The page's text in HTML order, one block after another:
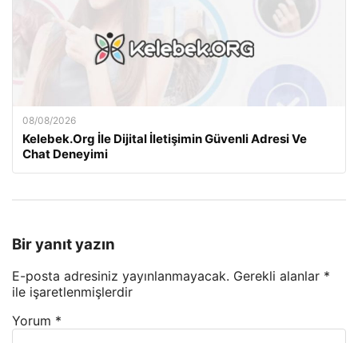
08/08/2026
Kelebek.Org İle Dijital İletişimin Güvenli Adresi Ve
Chat Deneyimi
Bir yanıt yazın
E-posta adresiniz yayınlanmayacak. Gerekli alanlar *
ile işaretlenmişlerdir
Yorum *